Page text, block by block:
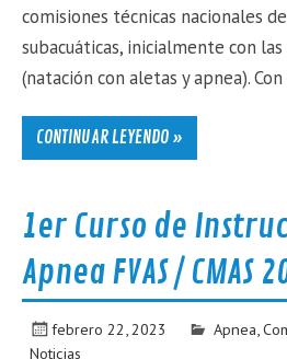
comisiones técnicas nacionales
subacuáticas, inicialmente con
(natación con aletas y apnea).
CONTINUAR LEYENDO »
1er Curso de
Apnea FVAS / CMAS
febrero 22, 2023 Apnea
Noticias